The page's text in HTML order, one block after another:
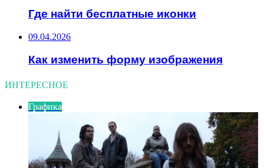
Где найти бесплатные иконки
09.04.2026
Как изменить форму изображения
ИНТЕРЕСНОЕ
Графика